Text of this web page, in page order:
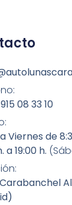
08 33 10
Viernes de
a 19:00 h.